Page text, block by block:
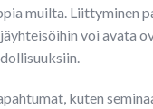
muilta. Liittyminen
voi avata
kuten